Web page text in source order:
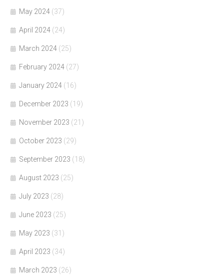
May 2024 (37)
April 2024 (24)
March 2024 (25)
February 2024 (27)
January 2024 (16)
December 2023 (19)
November 2023 (21)
October 2023 (29)
September 2023 (18)
August 2023 (25)
July 2023 (28)
June 2023 (25)
May 2023 (31)
April 2023 (34)
March 2023 (26)